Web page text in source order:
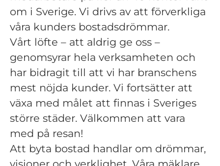
om i Sverige. Vi drivs av att förverkliga
våra kunders bostadsdrömmar.
Vårt löfte – att aldrig ge oss –
genomsyrar hela verksamheten och
har bidragit till att vi har branschens
mest nöjda kunder. Vi fortsätter att
växa med målet att finnas i Sveriges
större städer. Välkommen att vara
med på resan!
Att byta bostad handlar om drömmar,